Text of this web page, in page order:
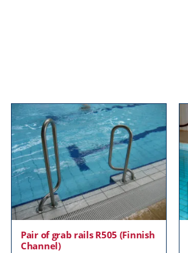
Pair of grab rails R505 (Finnish
Channel)